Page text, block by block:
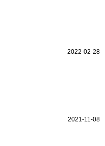
2022-02-28
2021-11-08